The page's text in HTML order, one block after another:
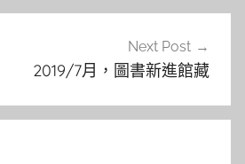
Next Post
2019/7月，圖書新進館藏